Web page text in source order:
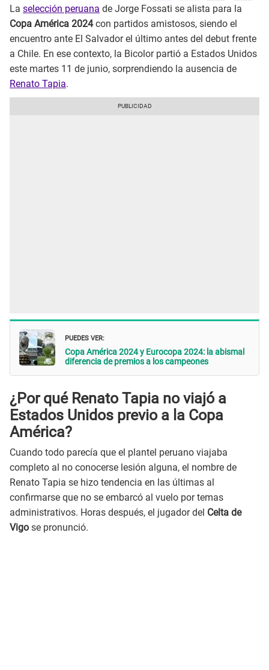
La selección peruana de Jorge Fossati se alista para la
Copa América 2024con partidos amistosos, siendo el
encuentro ante El Salvador el último antes del debut frente
a Chile. En ese contexto, la Bicolor partió a Estados Unidos
este martes 11 de junio, sorprendiendo la ausencia de
Renato Tapia.
PUEDES VER:
Copa América 2024 y Eurocopa 2024: la abismal
diferencia de premios a los campeones
¿Por qué Renato Tapia no viajó a
Estados Unidos previo a la Copa
América?
Cuando todo parecía que el plantel peruano viajaba
completo al no conocerse lesión alguna, el nombre de
Renato Tapia se hizo tendencia en las últimas al
confirmarse que no se embarcó al vuelo por temas
administrativos. Horas después, el jugador del Celta de
Vigo se pronunció.